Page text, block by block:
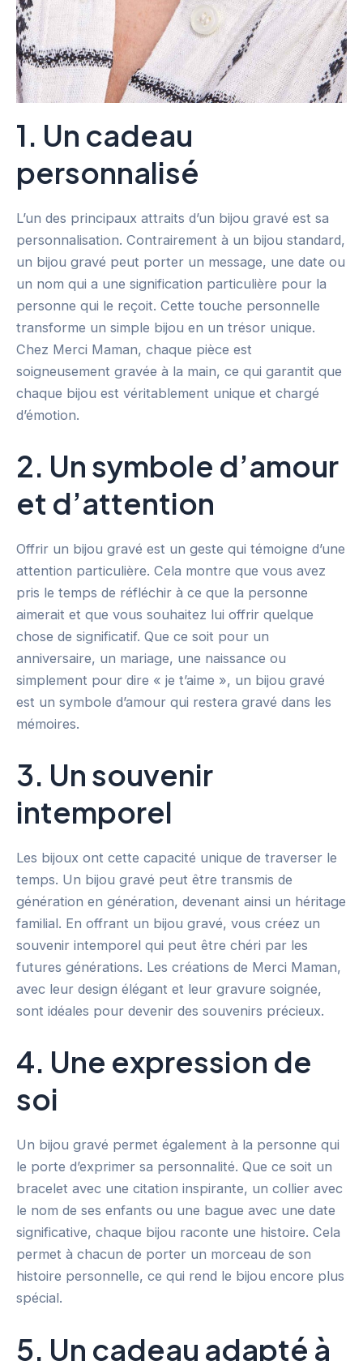
1. Un cadeau
personnalisé
L’un des principaux attraits d’un bijou gravé est sa
personnalisation. Contrairement à un bijou standard,
un bijou gravé peut porter un message, une date ou
un nom qui a une signification particulière pour la
personne qui le reçoit. Cette touche personnelle
transforme un simple bijou en un trésor unique.
Chez Merci Maman, chaque pièce est
soigneusement gravée à la main, ce qui garantit que
chaque bijou est véritablement unique et chargé
d’émotion.
2. Un symbole d’amour
et d’attention
Offrir un bijou gravé est un geste qui témoigne d’une
attention particulière. Cela montre que vous avez
pris le temps de réfléchir à ce que la personne
aimerait et que vous souhaitez lui offrir quelque
chose de significatif. Que ce soit pour un
anniversaire, un mariage, une naissance ou
simplement pour dire « je t’aime », un bijou gravé
est un symbole d’amour qui restera gravé dans les
mémoires.
3. Un souvenir
intemporel
Les bijoux ont cette capacité unique de traverser le
temps. Un bijou gravé peut être transmis de
génération en génération, devenant ainsi un héritage
familial. En offrant un bijou gravé, vous créez un
souvenir intemporel qui peut être chéri par les
futures générations. Les créations de Merci Maman,
avec leur design élégant et leur gravure soignée,
sont idéales pour devenir des souvenirs précieux.
4. Une expression de
soi
Un bijou gravé permet également à la personne qui
le porte d’exprimer sa personnalité. Que ce soit un
bracelet avec une citation inspirante, un collier avec
le nom de ses enfants ou une bague avec une date
significative, chaque bijou raconte une histoire. Cela
permet à chacun de porter un morceau de son
histoire personnelle, ce qui rend le bijou encore plus
spécial.
5. Un cadeau adapté à